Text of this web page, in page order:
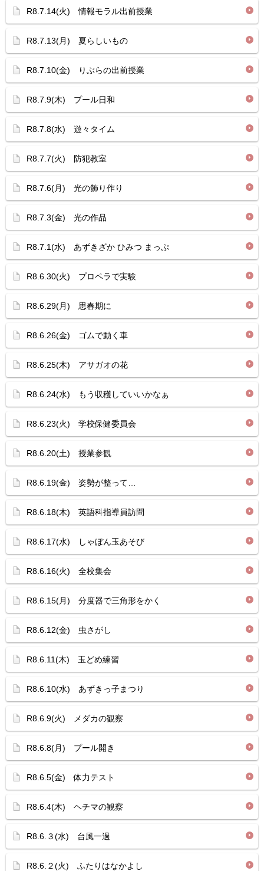
R8.7.14(火) 情報モラル出前授業
R8.7.13(月) 夏らしいもの
R8.7.10(金) りぶらの出前授業
R8.7.9(木) プール日和
R8.7.8(水) 遊々タイム
R8.7.7(火) 防犯教室
R8.7.6(月) 光の飾り作り
R8.7.3(金) 光の作品
R8.7.1(水) あずきざか ひみつ まっぷ
R8.6.30(火) プロペラで実験
R8.6.29(月) 思春期に
R8.6.26(金) ゴムで動く車
R8.6.25(木) アサガオの花
R8.6.24(水) もう収穫していいかなぁ
R8.6.23(火) 学校保健委員会
R8.6.20(土) 授業参観
R8.6.19(金) 姿勢が整って…
R8.6.18(木) 英語科指導員訪問
R8.6.17(水) しゃぼん玉あそび
R8.6.16(火) 全校集会
R8.6.15(月) 分度器で三角形をかく
R8.6.12(金) 虫さがし
R8.6.11(木) 玉どめ練習
R8.6.10(水) あずきっ子まつり
R8.6.9(火) メダカの観察
R8.6.8(月) プール開き
R8.6.5(金) 体力テスト
R8.6.4(木) ヘチマの観察
R8.6.３(水) 台風一過
R8.6.２(火) ふたりはなかよし